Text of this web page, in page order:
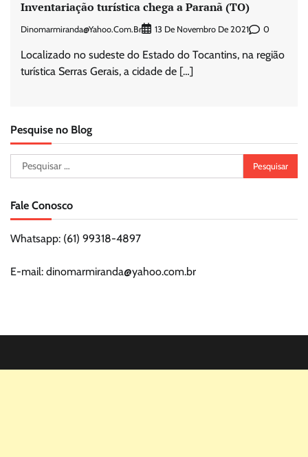
Inventariação turística chega a Paranã (TO)
Dinomarmiranda@yahoo.com.br 13 De Novembro De 2021 0
Localizado no sudeste do Estado do Tocantins, na região
turística Serras Gerais, a cidade de […]
Pesquise no Blog
Pesquisar
por:
Fale Conosco
Whatsapp: (61) 99318-4897
E-mail: dinomarmiranda@yahoo.com.br